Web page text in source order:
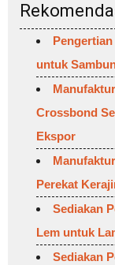
untuk
Crossbond
Ekspor
Perekat
Sediakan
Lem untuk
Sediakan